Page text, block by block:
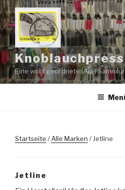
Zum
Inhalt
springen
Eine wohl geordnete (An-)
Startseite /Alle Marken / Jetline
Jetline